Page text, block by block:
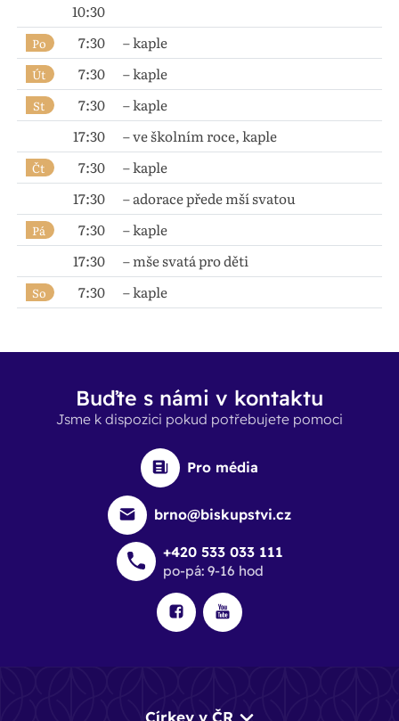
10:30
Po 7:30 – kaple
Út 7:30 – kaple
St 7:30
– kaple
17:30
– ve školním roce, kaple
Čt 7:30
– kaple
17:30
– adorace přede mší svatou
Pá 7:30
– kaple
17:30
– mše svatá pro děti
So 7:30 – kaple
Buďte s námi v kontaktu
Jsme k dispozici pokud potřebujete pomoci
Pro média
brno@biskupstvi.cz
+420 533 033 111
po-pá: 9-16 hod
Církev v ČR